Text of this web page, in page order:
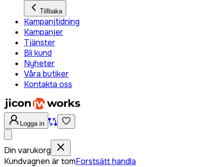
Tillbaka
Kampanjtidning
Kampanjer
Tjänster
Bli kund
Nyheter
Våra butiker
Kontakta oss
Logga in
Din varukorg
Kundvagnen är tomForstsätt handla